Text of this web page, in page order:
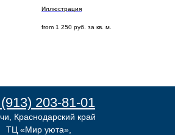
Иллюстрация
from 1 250 руб. за кв. м.
203-81-01
Краснодарский край
ТЦ «Мир уюта»,